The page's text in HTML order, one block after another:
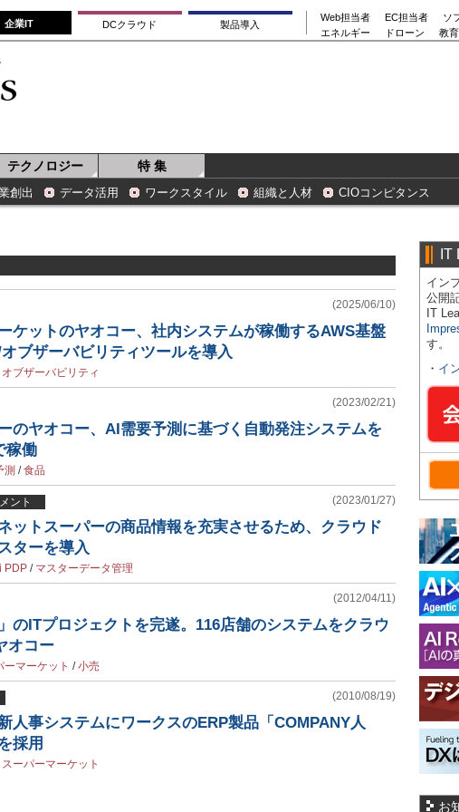
企業IT DCクラウド 製品導入
Web担当者 EC担当者
ソ
エネルギー
ドローン 教
テクノロジー 特 集
創出 データ活用 ワークスタイル 組織と人材 CIOコンピタンス
(2025/06/10)
ケットのヤオコー、社内システムが稼働するAWS基盤
ブザーバビリティツールを導入
オブザーバビリティ
(2023/02/21)
のヤオコー、AI需要予測に基づく自動発注システムを
稼働
測 /食品
ント (2023/01/27)
ットスーパーの商品情報を充実させるため、クラウド
ターを導入
PDP / マスターデータ管理
(2012/04/11)
のITプロジェクトを完遂。116店舗のシステムをクラウ
オコー
ーマーケット /小売
(2010/08/19)
人事システムにワークスのERP製品「COMPANY人
採用
スーパーマーケット
IT
イン
公開
IT
す。
・ イ
お